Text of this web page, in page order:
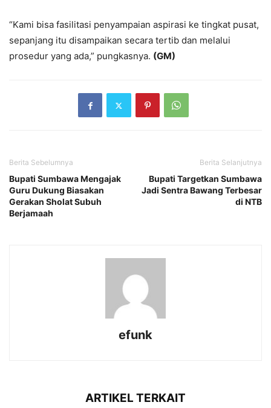
“Kami bisa fasilitasi penyampaian aspirasi ke tingkat pusat,
sepanjang itu disampaikan secara tertib dan melalui
prosedur yang ada,” pungkasnya. (GM)
Berita Sebelumnya
Bupati Sumbawa Mengajak
Guru Dukung Biasakan
Gerakan Sholat Subuh
Berjamaah
Berita Selanjutnya
Bupati Targetkan Sumbawa
Jadi Sentra Bawang Terbesar
di NTB
efunk
ARTIKEL TERKAIT